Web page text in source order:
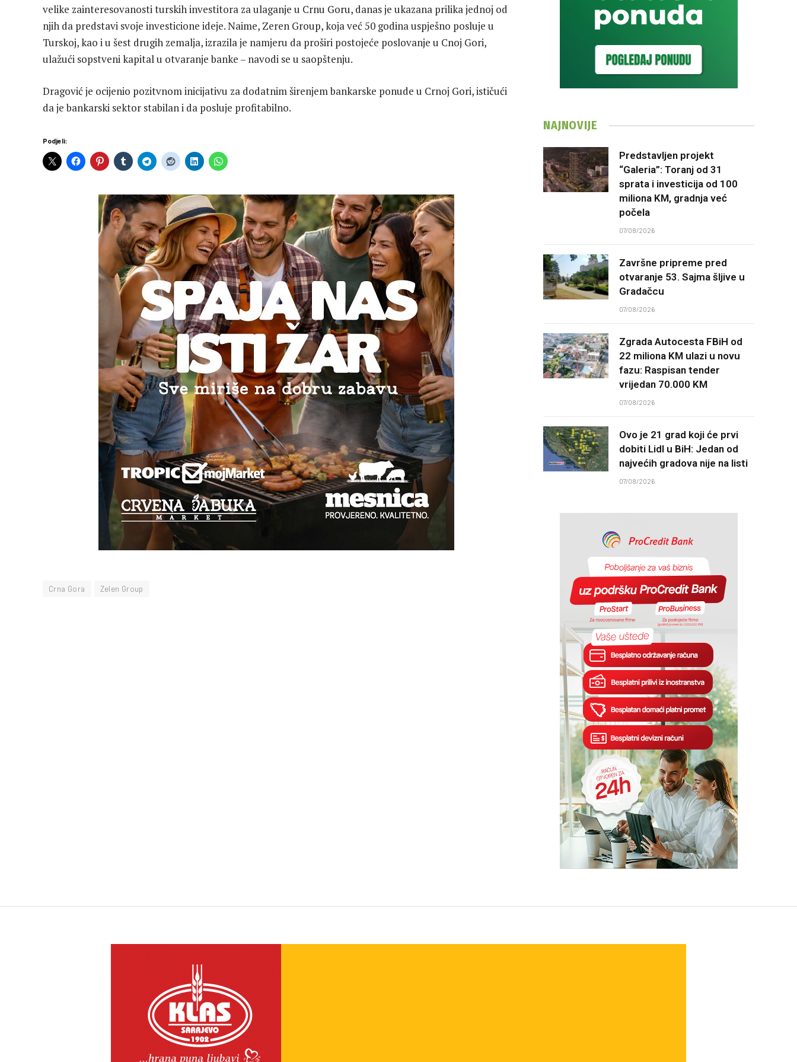
velike zainteresovanosti turskih investitora za ulaganje u Crnu Goru, danas je ukazana prilika jednoj od
njih da predstavi svoje investicione ideje. Naime, Zeren Group, koja već 50 godina uspješno posluje u
Turskoj, kao i u šest drugih zemalja, izrazila je namjeru da proširi postojeće poslovanje u Cnoj Gori,
ulažući sopstveni kapital u otvaranje banke – navodi se u saopštenju.
Dragović je ocijenio pozitvnom inicijativu za dodatnim širenjem bankarske ponude u Crnoj Gori, ističući
da je bankarski sektor stabilan i da posluje profitabilno.
Podjeli:
Crna Gora Zelen Group
NAJNOVIJE
Predstavljen projekt
“Galeria”: Toranj od 31
sprata i investicija od 100
miliona KM, gradnja već
počela
07/08/2026
Završne pripreme pred
otvaranje 53. Sajma šljive u
Gradačcu
07/08/2026
Zgrada Autocesta FBiH od
22 miliona KM ulazi u novu
fazu: Raspisan tender
vrijedan 70.000 KM
07/08/2026
Ovo je 21 grad koji će prvi
dobiti Lidl u BiH: Jedan od
najvećih gradova nije na listi
07/08/2026